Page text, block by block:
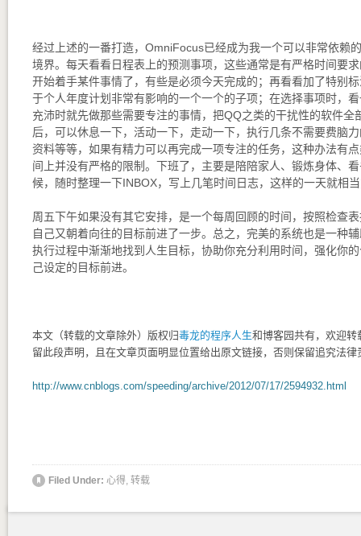
经过上述的一番打造，OmniFocus已经成为我一个可以非常依赖
境界。每天看看日程表上的预测事项，这些通常是有严格时间要
开始着手某件事情了，有些是必须今天完成的；再看看加了特别
于个人年度计划非常有影响的一个一个的子项；在选择事项时，
充沛时就先做那些需要专注的事情，把QQ之类的干扰性的软件全
后，可以休息一下，活动一下，走动一下，执行几条不需要费脑
资料等等，如果有精力可以再完成一项专注的任务，这种办法有
间上并没有严格的限制。下班了，主要是陪陪家人、锻炼身体、
候，随时整理一下INBOX，写上几笔时间日志，这样的一天就相
周五下午如果没有其它安排，是一个每周回顾的时间，按照检查
自己又朝着向往的目标前进了一步。总之，完美的系统也是一种
执行过程中渐渐地找到人生目标，协助你充分利用时间，强化你
己设定的目标前进。
本文（转载的文章除外）版权归毒龙的程序人生和博客园共有，欢迎
留此段声明，且在文章页面明显位置给出原文链接，否则保留追究法律
http://www.cnblogs.com/speeding/archive/2012/07/17/2594932.html
Filed Under: 心得, 转载